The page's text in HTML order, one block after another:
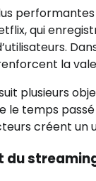
qui
la
plusieurs
temps passé
créent un
du